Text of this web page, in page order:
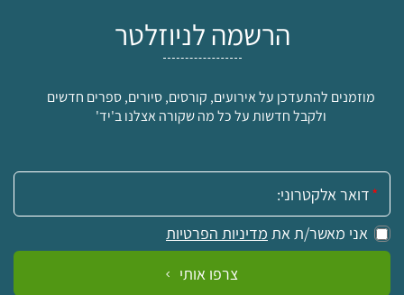
הרשמה לניוזלטר
מוזמנים להתעדכן על אירועים, קורסים, סיורים, ספרים חדשים
ולקבל חדשות על כל מה שקורה אצלנו ב'יד'
אימייל:
אני מאשר/ת את מדיניות הפרטיות
צרפו אותי